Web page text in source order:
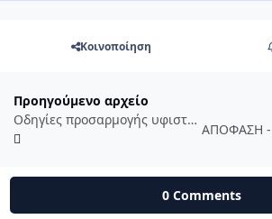
Κοινοποίηση
Προηγούμενο αρχείο
Οδηγίες προσαρμογής υφιστάμενων κτιρίων και υποδομών για την προσβασιμότητα αυτών σε άτομα με αναπηρία και εμποδιζόμενα άτομα - ΦΕΚ
0 Comments